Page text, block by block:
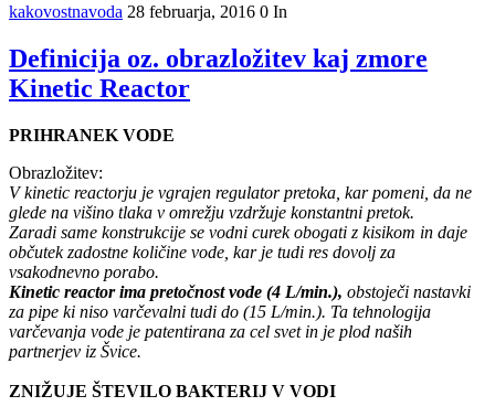
kakovostnavoda 28 februarja, 2016 0 In
Definicija oz. obrazložitev kaj zmore
Kinetic Reactor
PRIHRANEK VODE
Obrazložitev:
V kinetic reactorju je vgrajen regulator pretoka, kar pomeni, da ne
glede na višino tlaka v omrežju vzdržuje konstantni pretok.
Zaradi same konstrukcije se vodni curek obogati z kisikom in daje
občutek zadostne količine vode, kar je tudi res dovolj za
vsakodnevno porabo.
Kinetic reactor ima pretočnost vode (4 L/min.), obstoječi nastavki
za pipe ki niso varčevalni tudi do (15 L/min.). Ta tehnologija
varčevanja vode je patentirana za cel svet in je plod naših
partnerjev iz Švice.
ZNIŽUJE ŠTEVILO BAKTERIJ V VODI